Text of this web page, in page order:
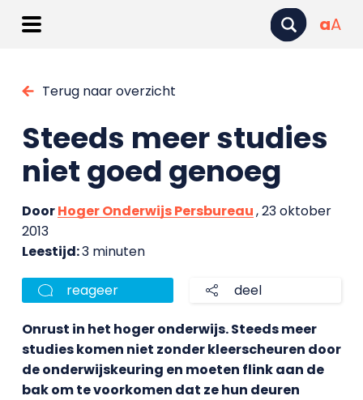
aA
Terug naar overzicht
Steeds meer studies
niet goed genoeg
DoorHoger Onderwijs Persbureau, 23 oktober
2013
Leestijd:3 minuten
reageer deel
Onrust in het hoger onderwijs. Steeds meer
studies komen niet zonder kleerscheuren door
de onderwijskeuring en moeten flink aan de
bak om te voorkomen dat ze hun deuren